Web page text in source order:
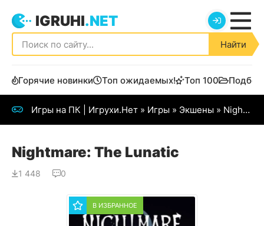
IGRUHI.NET
Найти
Горячие новинки Топ ожидаемых! Топ 100
Игры на ПК | Игрухи.Нет » Игры » Экшены » Nightmare: The Lunatic
Nightmare: The Lunatic
1 448 0
В ИЗБРАННОЕ